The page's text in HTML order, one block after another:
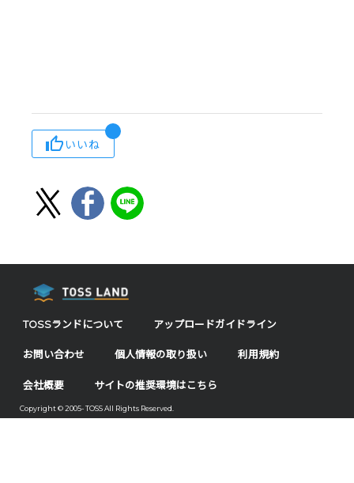
いいね
TOSSランドについて アップロードガイドライン
お問い合わせ 個人情報の取り扱い 利用規約
会社概要 サイトの推奨環境はこちら
Copyright © 2005- TOSS All Rights Reserved.